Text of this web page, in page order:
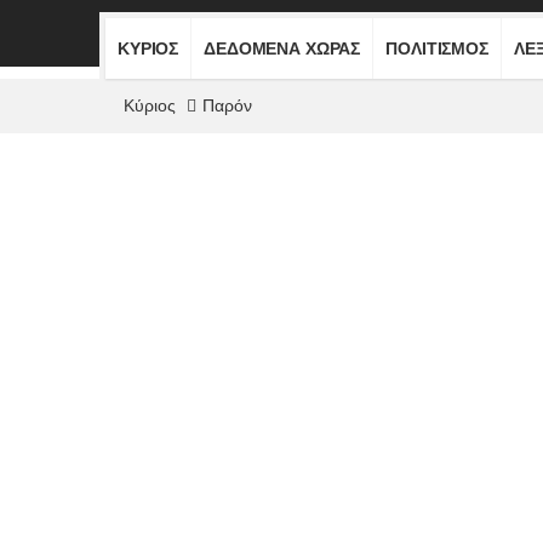
ΚΎΡΙΟΣ ΔΕΔΟΜΈΝΑ ΧΏΡΑΣ ΠΟΛΙΤΙΣΜΌΣ
Κύριος Παρόν